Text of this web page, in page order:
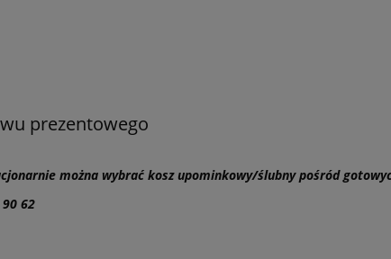
prezentowego
można wybrać kosz upominkowy/ślubny pośród
62